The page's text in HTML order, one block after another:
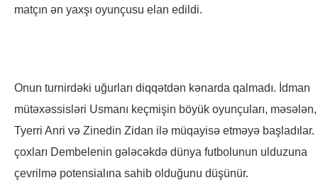
matçın ən yaxşı oyunçusu elan edildi.
Onun turnirdəki uğurları diqqətdən kənarda qalmadı. İdman
mütəxəssisləri Usmanı keçmişin böyük oyunçuları, məsələn,
Tyerri Anri və Zinedin Zidan ilə müqayisə etməyə başladılar.
çoxları Dembelenin gələcəkdə dünya futbolunun ulduzuna
çevrilmə potensialına sahib olduğunu düşünür.